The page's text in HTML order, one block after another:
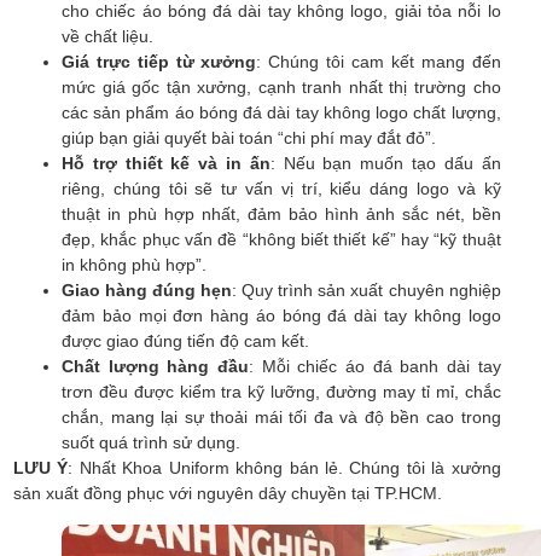
cho chiếc áo bóng đá dài tay không logo, giải tỏa nỗi lo
về chất liệu.
Giá trực tiếp từ xưởng: Chúng tôi cam kết mang đến
mức giá gốc tận xưởng, cạnh tranh nhất thị trường cho
các sản phẩm áo bóng đá dài tay không logo chất lượng,
giúp bạn giải quyết bài toán “chi phí may đắt đỏ”.
Hỗ trợ thiết kế và in ấn: Nếu bạn muốn tạo dấu ấn
riêng, chúng tôi sẽ tư vấn vị trí, kiểu dáng logo và kỹ
thuật in phù hợp nhất, đảm bảo hình ảnh sắc nét, bền
đẹp, khắc phục vấn đề “không biết thiết kế” hay “kỹ thuật
in không phù hợp”.
Giao hàng đúng hẹn: Quy trình sản xuất chuyên nghiệp
đảm bảo mọi đơn hàng áo bóng đá dài tay không logo
được giao đúng tiến độ cam kết.
Chất lượng hàng đầu: Mỗi chiếc áo đá banh dài tay
trơn đều được kiểm tra kỹ lưỡng, đường may tỉ mỉ, chắc
chắn, mang lại sự thoải mái tối đa và độ bền cao trong
suốt quá trình sử dụng.
LƯU Ý: Nhất Khoa Uniform không bán lẻ. Chúng tôi là xưởng
sản xuất đồng phục với nguyên dây chuyền tại TP.HCM.